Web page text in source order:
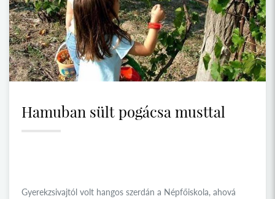
Hamuban sült pogácsa musttal
Gyerekzsivajtól volt hangos szerdán a Népfőiskola, ahová